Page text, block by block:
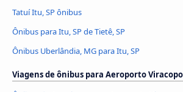
Tatuí Itu, SP ônibus
Ônibus para Itu, SP de Tietê, SP
Ônibus Uberlândia, MG para Itu, SP
Viagens de ônibus para Aeroporto